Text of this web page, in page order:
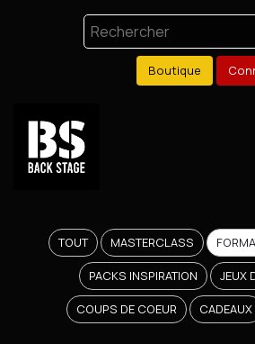
Boutique
Boutique
TOUT MASTERCLASS
PACKS INSPIRATION JEUX
COUPS DE COEUR CADEAUX